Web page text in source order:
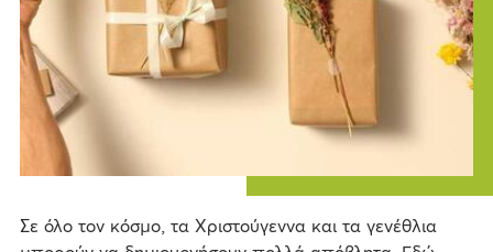
Σε όλο τον κόσμο, τα Χριστούγεννα και τα γενέθλια